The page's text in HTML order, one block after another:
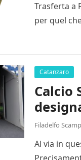
Trasferta a
per quel
Catanzaro
Calcio
Filadelfo
Al via in